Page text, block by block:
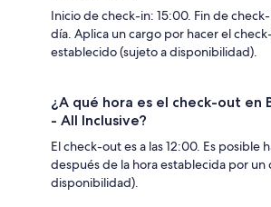
Inicio de check-in: 15:00. Fin de
día. Aplica un cargo por hacer el
establecido (sujeto a disponibilidad).
¿A qué hora es el check-out en
- All Inclusive?
El check-out es a las 12:00. Es posible
después de la hora establecida por un
disponibilidad).